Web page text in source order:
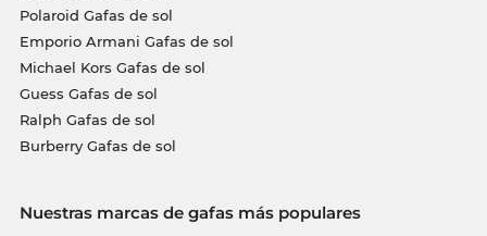
Polaroid Gafas de sol
Emporio Armani Gafas de sol
Michael Kors Gafas de sol
Guess Gafas de sol
Ralph Gafas de sol
Burberry Gafas de sol
Nuestras marcas de gafas más populares